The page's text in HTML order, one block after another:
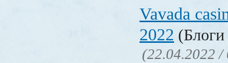
Vavada
2022
(22.04.2022 /